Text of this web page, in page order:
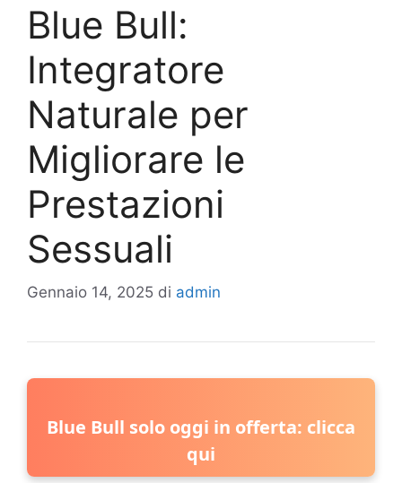
Blue Bull:
Integratore
Naturale per
Migliorare le
Prestazioni
Sessuali
Gennaio 14, 2025 di admin
Blue Bull solo oggi in offerta: clicca
qui